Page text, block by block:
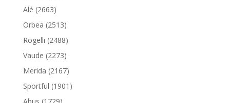
Alé (2663)
Orbea (2513)
Rogelli (2488)
Vaude (2273)
Merida (2167)
Sportful (1901)